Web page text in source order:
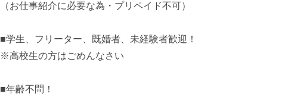
（お仕事紹介に必要な為・プリペイド不可）
■学生、フリーター、既婚者、未経験者歓迎！
※高校生の方はごめんなさい
■年齢不問！